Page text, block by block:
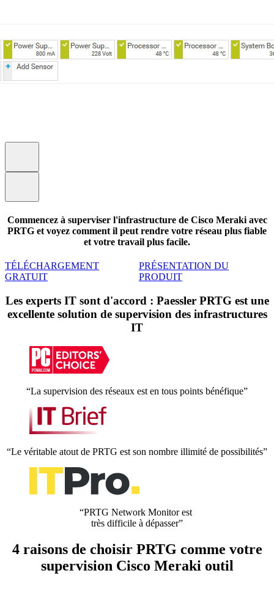
Commencez à superviser l'infrastructure de Cisco Meraki avec
PRTG et voyez comment il peut rendre votre réseau plus fiable
et votre travail plus facile.
TÉLÉCHARGEMENT
GRATUIT
PRÉSENTATION DU
PRODUIT
Les experts IT sont d'accord : Paessler PRTG est une
excellente solution de supervision des infrastructures
IT
“La supervision des réseaux est en tous points bénéfique”
“Le véritable atout de PRTG est son nombre illimité de possibilités”
“PRTG Network Monitor est
très difficile à dépasser”
4 raisons de choisir PRTG comme votre
supervision Cisco Meraki outil